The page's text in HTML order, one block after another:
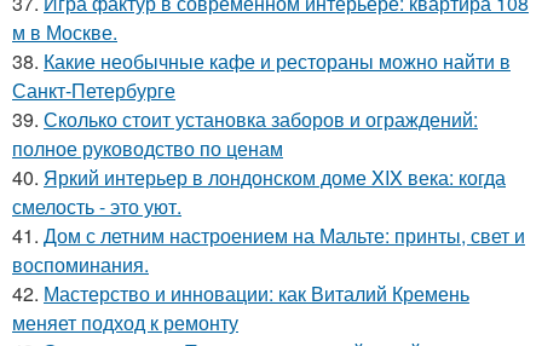
м в Москве.
38. Какие необычные кафе и рестораны можно найти в
Санкт-Петербурге
39. Сколько стоит установка заборов и ограждений:
полное руководство по ценам
40. Яркий интерьер в лондонском доме XIX века: когда
смелость - это уют.
41. Дом с летним настроением на Мальте: принты, свет и
воспоминания.
42. Мастерство и инновации: как Виталий Кремень
меняет подход к ремонту